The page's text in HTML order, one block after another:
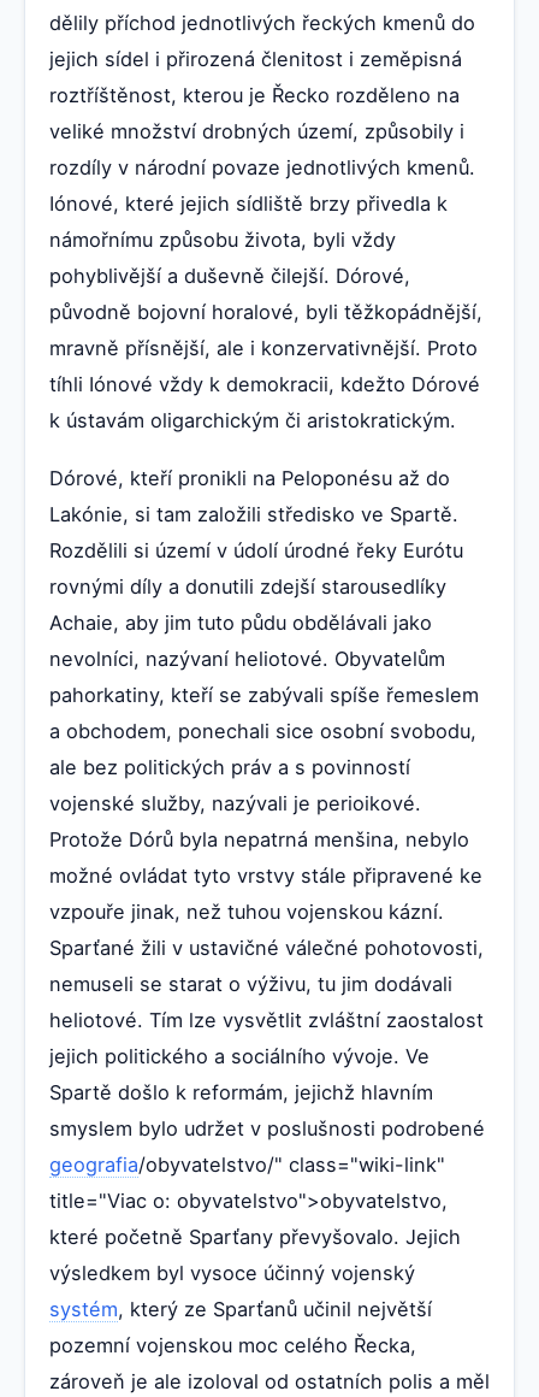
dělily příchod jednotlivých řeckých kmenů do
jejich sídel i přirozená členitost i zeměpisná
roztříštěnost, kterou je Řecko rozděleno na
veliké množství drobných území, způsobily i
rozdíly v národní povaze jednotlivých kmenů.
Iónové, které jejich sídliště brzy přivedla k
námořnímu způsobu života, byli vždy
pohyblivější a duševně čilejší. Dórové,
původně bojovní horalové, byli těžkopádnější,
mravně přísnější, ale i konzervativnější. Proto
tíhli Iónové vždy k demokracii, kdežto Dórové
k ústavám oligarchickým či aristokratickým.
Dórové, kteří pronikli na Peloponésu až do
Lakónie, si tam založili středisko ve Spartě.
Rozdělili si území v údolí úrodné řeky Eurótu
rovnými díly a donutili zdejší starousedlíky
Achaie, aby jim tuto půdu obdělávali jako
nevolníci, nazývaní heliotové. Obyvatelům
pahorkatiny, kteří se zabývali spíše řemeslem
a obchodem, ponechali sice osobní svobodu,
ale bez politických práv a s povinností
vojenské služby, nazývali je perioikové.
Protože Dórů byla nepatrná menšina, nebylo
možné ovládat tyto vrstvy stále připravené ke
vzpouře jinak, než tuhou vojenskou kázní.
Sparťané žili v ustavičné válečné pohotovosti,
nemuseli se starat o výživu, tu jim dodávali
heliotové. Tím lze vysvětlit zvláštní zaostalost
jejich politického a sociálního vývoje. Ve
Spartě došlo k reformám, jejichž hlavním
smyslem bylo udržet v poslušnosti podrobené
geografia/obyvatelstvo/" class="wiki-link"
title="Viac o: obyvatelstvo">obyvatelstvo,
které početně Sparťany převyšovalo. Jejich
výsledkem byl vysoce účinný vojenský
systém, který ze Sparťanů učinil největší
pozemní vojenskou moc celého Řecka,
zároveň je ale izoloval od ostatních polis a měl